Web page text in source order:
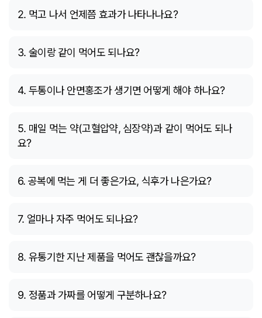
2. 먹고 나서 언제쯤 효과가 나타나나요?
3. 술이랑 같이 먹어도 되나요?
4. 두통이나 안면홍조가 생기면 어떻게 해야 하나요?
5. 매일 먹는 약(고혈압약, 심장약)과 같이 먹어도 되나
요?
6. 공복에 먹는 게 더 좋은가요, 식후가 나은가요?
7. 얼마나 자주 먹어도 되나요?
8. 유통기한 지난 제품을 먹어도 괜찮을까요?
9. 정품과 가짜를 어떻게 구분하나요?